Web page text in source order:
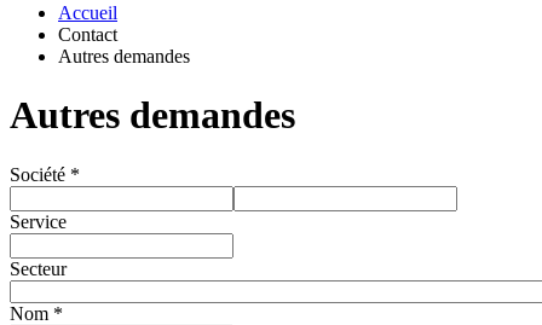
Accueil
Contact
Autres demandes
Autres demandes
Société *
Service
Secteur
Nom *